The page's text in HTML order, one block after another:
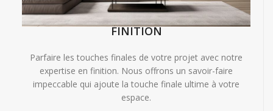
FINITION
Parfaire les touches finales de votre projet avec notre
expertise en finition. Nous offrons un savoir-faire
impeccable qui ajoute la touche finale ultime à votre
espace.